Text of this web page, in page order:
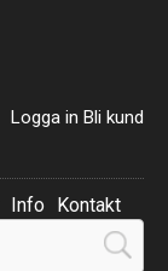
Logga in Bli kund
Info Kontakt